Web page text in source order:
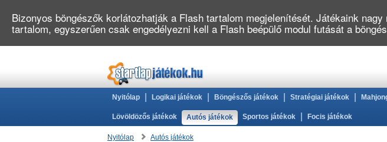
Nyitólap Logikai játékok Böngészős játékok Stratégiai játékok
Lövöldözős játékok Autós játékok Sportos játékok Focis játékok
Nyitólap Autós játékok
Bizonyos böngészők korlátozhatják a Flash tartalom megjelenítését. Játékaink
tartalom, egyszerűen csak engedélyezni kell a Flash beépülő modul futását a